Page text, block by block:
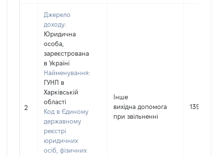
2
Джерело
доходу:
Юридична
особа,
зареєстрована
в Україні
Найменування:
ГУНП в
Харківській
області
Код в Єдиному
державному
реєстрі
юридичних
осіб, фізичних
Інше
вихідна допомога
при звільненні
139500